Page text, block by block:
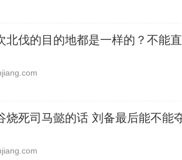
北伐的目的地都是一样的？不能
烧死司马懿的话 刘备最后能不能